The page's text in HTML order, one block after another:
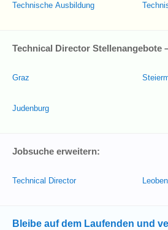
Technische Ausbildung
Technical Director Stellenangebote
Graz
Judenburg
Jobsuche erweitern:
Technical Director Leoben
Bleibe auf dem Laufenden und